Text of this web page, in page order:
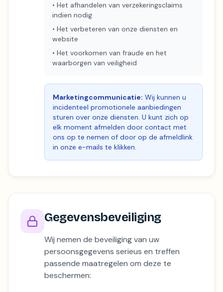
• Het afhandelen van verzekeringsclaims
indien nodig
• Het verbeteren van onze diensten en
website
• Het voorkomen van fraude en het
waarborgen van veiligheid
Marketingcommunicatie: Wij kunnen u
incidenteel promotionele aanbiedingen
sturen over onze diensten. U kunt zich op
elk moment afmelden door contact met
ons op te nemen of door op de afmeldlink
in onze e-mails te klikken.
Gegevensbeveiliging
Wij nemen de beveiliging van uw
persoonsgegevens serieus en treffen
passende maatregelen om deze te
beschermen: